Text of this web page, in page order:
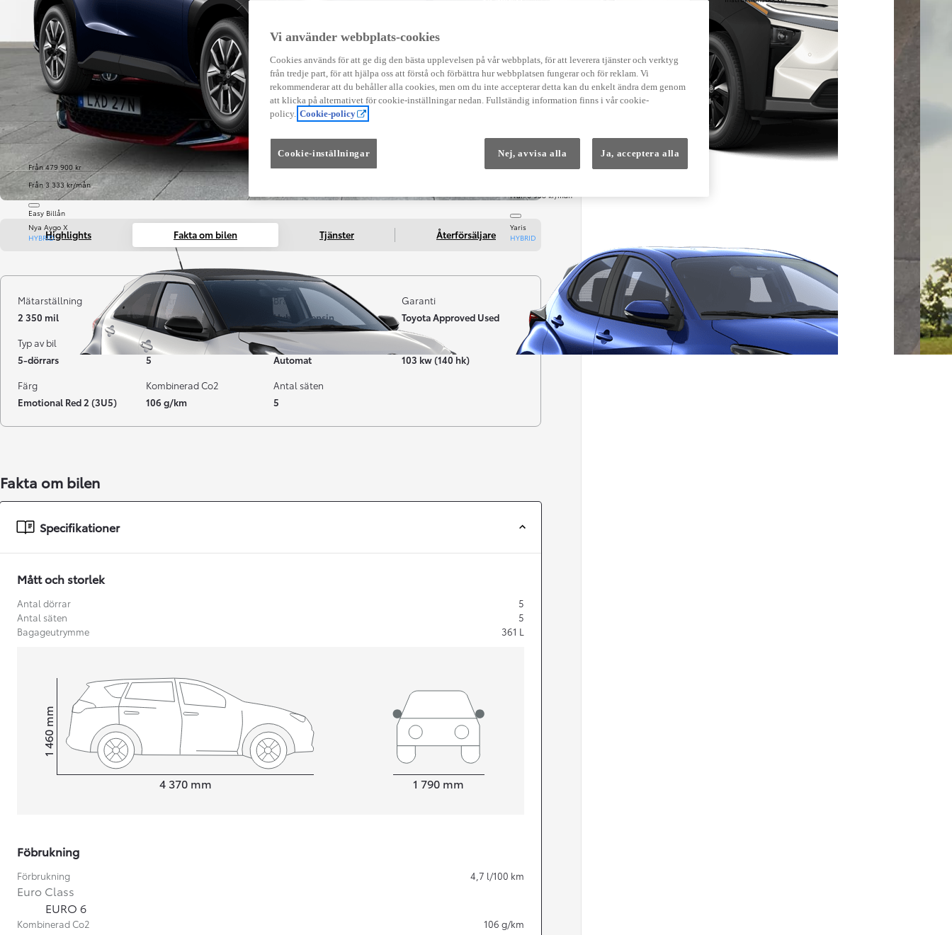
Från 479 900 kr
Från 3 333 kr/mån
Easy Billån
Från 3 958 kr/mån
Nya Aygo X
HYBRID
Från 238 900 kr
Yaris
HYBRID
GR Yaris
Från 599 900 kr
Från 324 900 kr
Nya Corolla Cross
HYBRID
Toyota C-HR
HYBRID & LADDHYBRID
Highlights Fakta om bilen Tjänster Återförsäljare
Mätarställning
2 350 mil
Registrerad
05-2023
Bränsle
Hybrid Bensin
Garanti
Toyota Approved Used
Typ av bil
5-dörrars
Antal dörrar
5
Växellåda
Automat
Effekt
103 kw (140 hk)
Färg
Emotional Red 2 (3U5)
Kombinerad Co2
106 g/km
Antal säten
5
Fakta om bilen
Specifikationer
Mått och storlek
Antal dörrar
5
Antal säten
5
Bagageutrymme
361 L
4 370 mm
Height1 460
mm
1 790 mm
Föbrukning
Förbrukning 4,7 l/100 km
Euro Class
EURO 6
Kombinerad Co2 106 g/km
Vi använder webbplats-cookies
Cookies används för att ge dig den bästa upplevelsen på vår webbplats, för att leverera tjänster och verktyg
från tredje part, för att hjälpa oss att förstå och förbättra hur webbplatsen fungerar och för reklam. Vi
rekommenderar att du behåller alla cookies, men om du inte accepterar detta kan du enkelt ändra dem genom
att klicka på alternativet för cookie-inställningar nedan. Fullständig information finns i vår cookie-
policy. Cookie-policy
Cookie-inställningar Nej, avvisa alla Ja, acceptera alla